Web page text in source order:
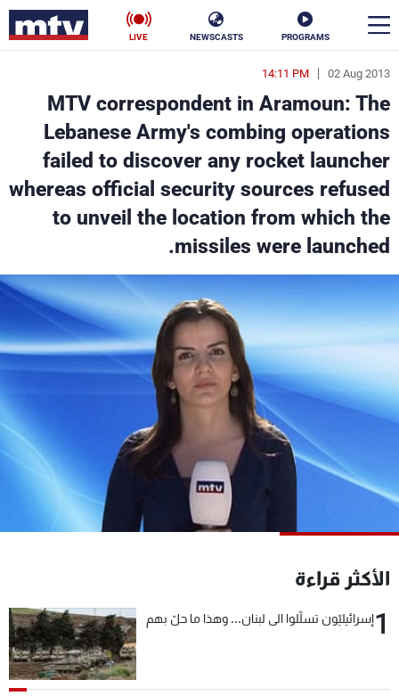
PROGRAMS
NEWSCASTS
LIVE
02 Aug 2013
14:11 PM
MTV correspondent in Aramoun: The
Lebanese Army's combing operations
failed to discover any rocket launcher
whereas official security sources refused
to unveil the location from which the
missiles were launched.
الأكثر قراءة
1إسرائيليّون تسلّلوا الى لبنان... وهذا ما حلّ بهم
en
الأخبار
سياسة ناس
إقتصاد فن
منوعات رياضة
البرامج
جدول البرامج
شاهد البرامج
عن MTV
لاعلاناتكم
وظائف
تواصل معنا